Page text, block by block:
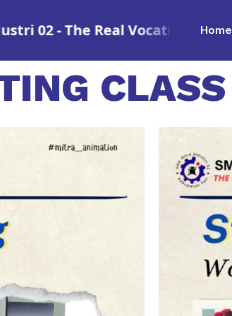
- The Real Vocational School•
Home
CLASS